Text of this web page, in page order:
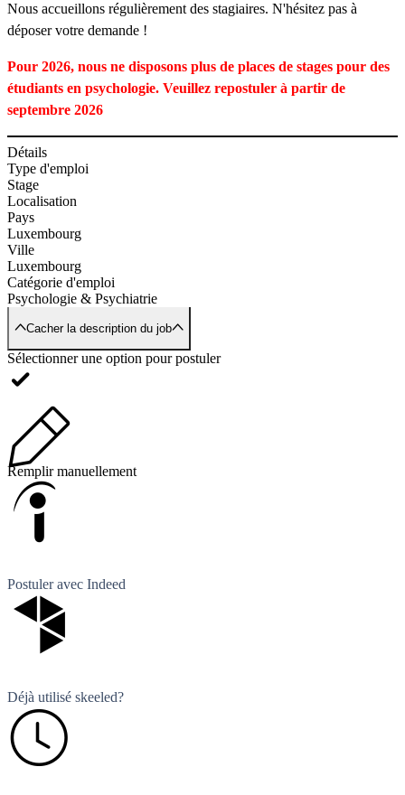
Nous accueillons régulièrement des stagiaires. N'hésitez pas à
déposer votre demande !
Pour 2026, nous ne disposons plus de places de stages pour des
étudiants en psychologie. Veuillez repostuler à partir de
septembre 2026
Détails
Type d'emploi
Stage
Localisation
Pays
Luxembourg
Ville
Luxembourg
Catégorie d'emploi
Psychologie & Psychiatrie
Cacher la description du job
Sélectionner une option pour postuler
Remplir manuellement
Postuler avec Indeed
Déjà utilisé skeeled?